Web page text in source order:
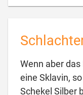
Wenn aber
eine Sklavin,
Schekel Silber